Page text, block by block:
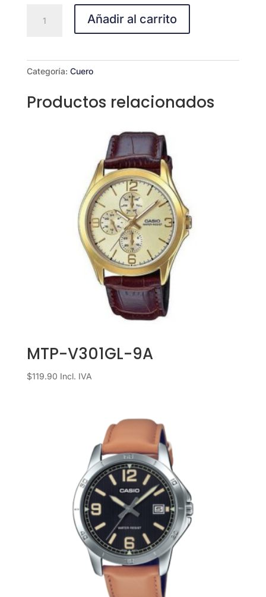
Añadir al carrito
Categoría: Cuero
Productos relacionados
MTP-V301GL-9A
$119.90 Incl. IVA